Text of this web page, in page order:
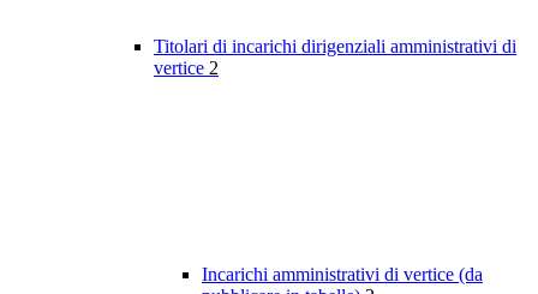
Titolari di incarichi dirigenziali amministrativi di
vertice 2
Incarichi amministrativi di vertice (da